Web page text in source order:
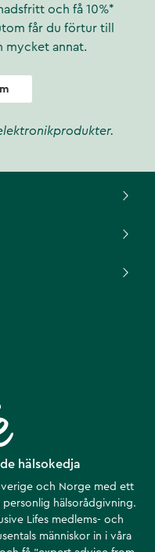
och få 10%*
får du förtur till
mycket annat.
hälsokedja
och Norge med ett
hälsorådgivning.
Lifes medlems- och
människor in i våra